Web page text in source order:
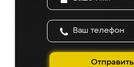
Отправить